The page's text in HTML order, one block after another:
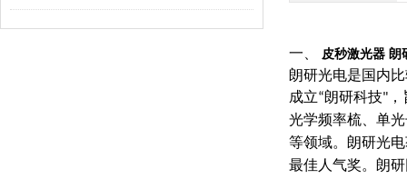
一、 皮秒激光器
朗研光电是国内
成立“朗研科技"
光学频率梳、单
等领域。朗研光
最佳人气奖。朗